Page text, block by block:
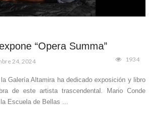
“Opera Summa”
24, 2024 1934
Galería Altamira ha dedicado exposición y libro
de este artista trascendental. Mario Conde
Escuela de Bellas ...